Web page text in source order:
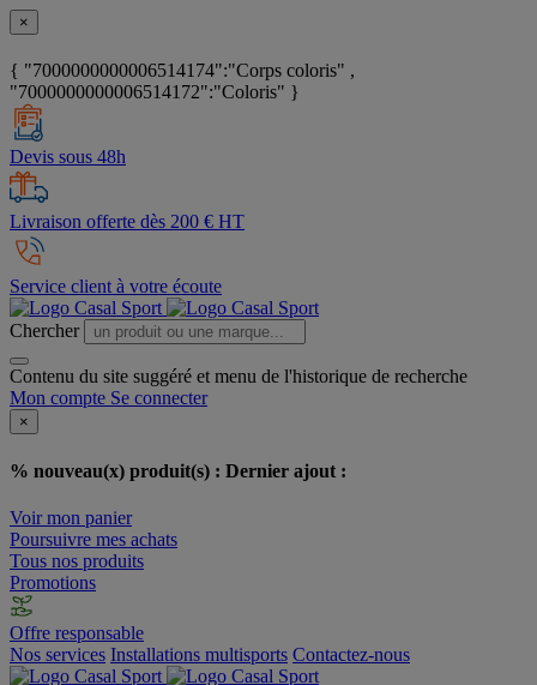
×
{ "7000000000006514174":"Corps coloris" ,
"7000000000006514172":"Coloris" }
Devis sous 48h
Livraison offerte dès 200 € HT
Service client à votre écoute
Chercher
Contenu du site suggéré et menu de l'historique de recherche
Mon compte Se connecter
×
% nouveau(x) produit(s) : Dernier ajout :
Voir mon panier
Poursuivre mes achats
Tous nos produits
Promotions
Offre responsable
Nos services Installations multisports Contactez-nous